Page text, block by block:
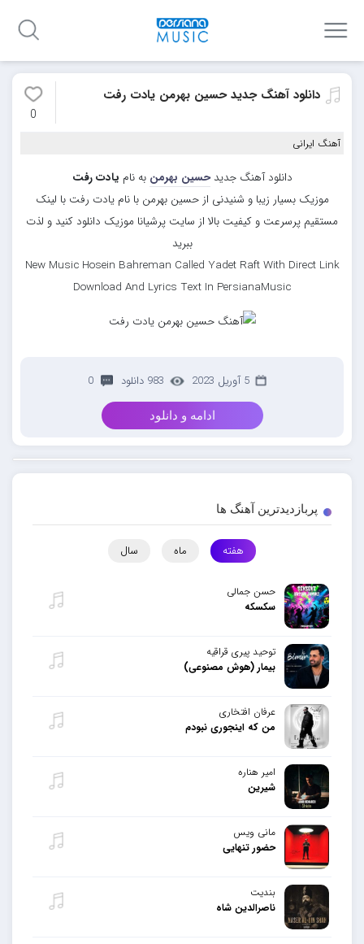
دانلود آهنگ جدید حسین بهرمن یادت رفت
0
آهنگ ایرانی
دانلود آهنگ جدیدحسین بهرمن به نام یادت رفت
موزیک بسیار زیبا و شنیدنی از حسین بهرمن با نام یادت رفت با لینک
مستقیم پرسرعت و کیفیت بالا از سایت پرشیانا موزیک دانلود کنید و لذت
ببرید
New Music Hosein Bahreman Called Yadet Raft With Direct Link
Download And Lyrics Text In PersianaMusic
5 آوریل 2023 983 دانلود 0
ادامه و دانلود
پربازدیدترین آهنگ ها
هفته ماه سال
حسن جمالی
سکسکه
توحید پیری قراقیه
بیمار (هوش مصنوعی)
عرفان افتخاری
من که اینجوری نبودم
امیر هناره
شیرین
مانی ویس
حضور تنهایی
بندیت
ناصرالدین شاه